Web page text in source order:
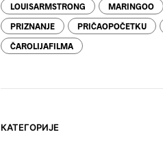
LOUISARMSTRONG MARINGOO
PRIZNANJE PRIČAOPOČETKU
ČAROLIJAFILMA
КАТЕГОРИЈЕ